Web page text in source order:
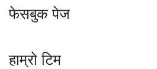
फेसबुक पेज
हाम्रो टिम